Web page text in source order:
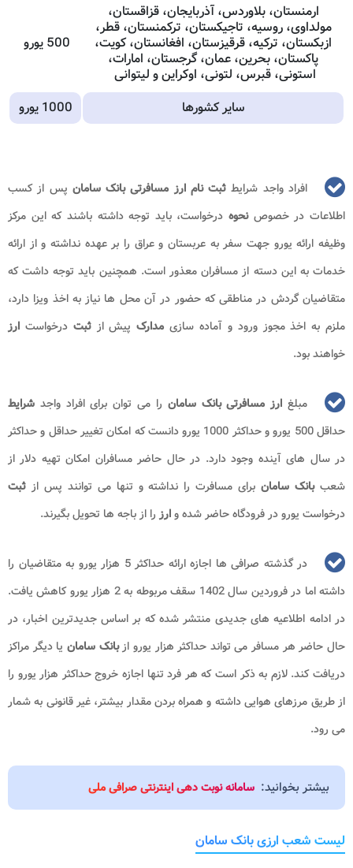
ارمنستان، بلاوردس، آذربایجان، قزاقستان،
مولداوی، روسیه، تاجیکستان، ترکمنستان، قطر،
ازبکستان، ترکیه، قرقیزستان، افغانستان، کویت،
پاکستان، بحرین، عمان، گرجستان، امارات،
استونی، قبرس، لتونی، اوکراین و لیتوانی
500 یورو
سایر کشورها 1000 یورو
افراد واجد شرایط ثبت نام ارز مسافرتی بانک سامان پس از کسب
اطلاعات در خصوصنحوه درخواست، باید توجه داشته باشند که این مرکز
وظیفه ارائه یورو جهت سفر به عربستان و عراق را بر عهده نداشته و از ارائه
خدمات به این دسته از مسافران معذور است. همچنین باید توجه داشت که
متقاضیان گردش در مناطقی که حضور در آن محل ها نیاز به اخذ ویزا دارد،
ملزم به اخذ مجوز ورود و آماده سازی مدارک پیش ازثبتدرخواست ارز
خواهند بود.
مبلغ ارز مسافرتی بانک سامان را می توان برای افراد واجد شرایط
حداقل 500 یورو و حداکثر 1000 یورو دانست که امکان تغییر حداقل و حداکثر
در سال های آینده وجود دارد. در حال حاضر مسافران امکان تهیه دلار از
شعببانک سامانبرای مسافرت را نداشته و تنها می توانند پس از ثبت
درخواست یورو در فرودگاه حاضر شده وارزرا از باجه ها تحویل بگیرند.
در گذشته صرافی ها اجازه ارائه حداکثر 5 هزار یورو به متقاضیان را
داشته اما در فروردین سال 1402 سقف مربوطه به 2 هزار یورو کاهش یافت.
در ادامه اطلاعیه های جدیدی منتشر شده که بر اساس جدیدترین اخبار، در
حال حاضر هر مسافر می تواند حداکثر هزار یورو ازبانک سامان یا دیگر مراکز
دریافت کند. لازم به ذکر است که هر فرد تنها اجازه خروج حداکثر هزار یورو را
از طریق مرزهای هوایی داشته و همراه بردن مقدار بیشتر، غیر قانونی به شمار
می رود.
بیشتر بخوانید: سامانه نوبت دهی اینترنتی صرافی ملی
لیست شعب ارزی بانک سامان